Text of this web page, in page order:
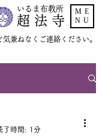
いるま布教所
超 法 寺
兼ねなくご連絡ください。
ME
NU
了時間: 1分